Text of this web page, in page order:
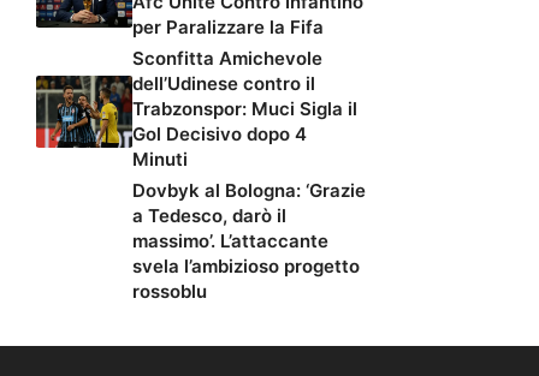
per Paralizzare la Fifa
Sconfitta Amichevole
dell’Udinese contro il
Trabzonspor: Muci Sigla il
Gol Decisivo dopo 4
Minuti
Dovbyk al Bologna: ‘Grazie
a Tedesco, darò il
massimo’. L’attaccante
svela l’ambizioso progetto
rossoblu